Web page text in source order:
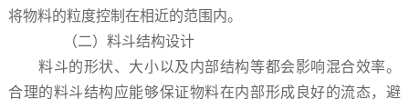
将物料的粒度控制在相近的范围内。
（二）料斗结构设计
料斗的形状、大小以及内部结构等都会影响混合效率。
合理的料斗结构应能够保证物料在内部形成良好的流态，避